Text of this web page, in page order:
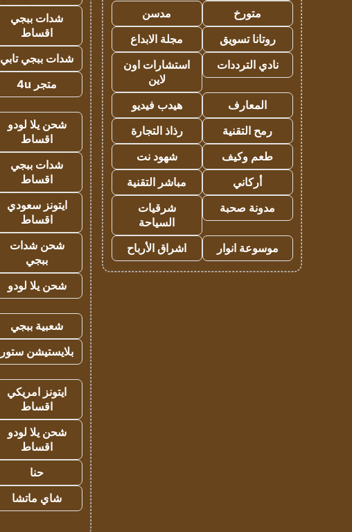
متورخ
مدسن
روتانا تسويق
مجلة الابداع
نادي الترددات
استشارات اون
لاين
المعارف
هيدب فيديو
رمح التقنية
رذاذ التجارة
طعم وكيف
شهود نت
أركاني
مباشر التقنية
مدونة صحبة
شرقيات
السياحة
موسوعة انوار
اشراق الأرباح
شدات ببجي
اقساط
شدات ببجي تابي
متجر 4u
شحن يلا لودو
اقساط
شدات ببجي
اقساط
ايتونز سعودي
اقساط
شحن شدات
ببجي
شحن يلا لودو
شعبية ببجي
بلايستيشن ستور
ايتونز امريكي
اقساط
شحن يلا لودو
اقساط
حنا
شاي ماتشا